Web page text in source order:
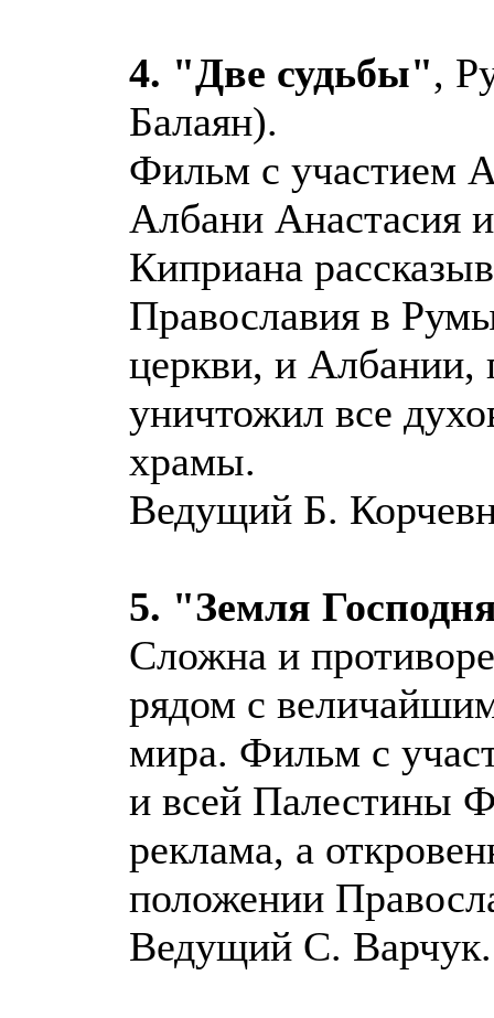
4. "Две судьбы",
Балаян).
Фильм с участием
Албани Анастасия
Киприана
Православия в
церкви, и Албании,
уничтожил все
храмы.
Ведущий Б.
5. "Земля
Сложна и
рядом с
мира. Фильм с
и всей Палестины
реклама, а
положении
Ведущий С. Варчук.